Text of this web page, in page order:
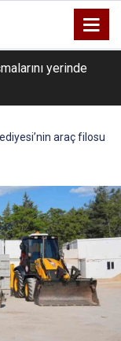
yerinde
araç filosu